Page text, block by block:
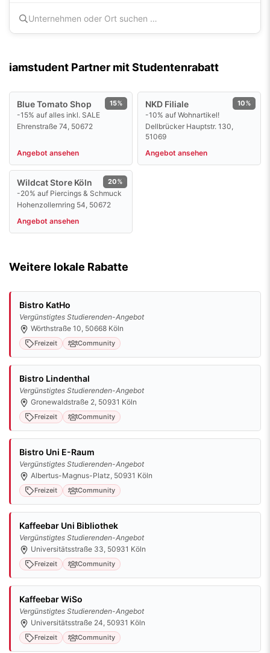
iamstudent Partner mit Studentenrabatt
15%
Blue Tomato Shop
-15% auf alles inkl. SALE
Ehrenstraße 74, 50672
Angebot ansehen
10%
NKD Filiale
-10% auf Wohnartikel!
Dellbrücker Hauptstr. 130,
51069
Angebot ansehen
20%
Wildcat Store Köln
-20% auf Piercings & Schmuck
Hohenzollernring 54, 50672
Angebot ansehen
Weitere lokale Rabatte
Bistro KatHo
Vergünstigtes Studierenden-Angebot
Wörthstraße 10, 50668 Köln
Freizeit Community
Bistro Lindenthal
Vergünstigtes Studierenden-Angebot
Gronewaldstraße 2, 50931 Köln
Freizeit Community
Bistro Uni E-Raum
Vergünstigtes Studierenden-Angebot
Albertus-Magnus-Platz, 50931 Köln
Freizeit Community
Kaffeebar Uni Bibliothek
Vergünstigtes Studierenden-Angebot
Universitätsstraße 33, 50931 Köln
Freizeit Community
Kaffeebar WiSo
Vergünstigtes Studierenden-Angebot
Universitätsstraße 24, 50931 Köln
Freizeit Community